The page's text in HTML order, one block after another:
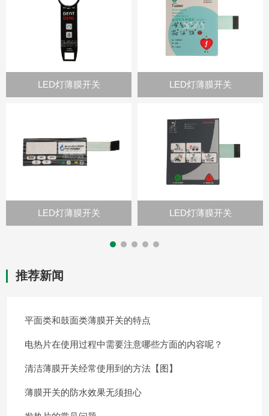
LED灯薄膜开关
LED灯薄膜开关
LED灯薄膜开关
LED灯薄膜开关
推荐新闻
平面类和鼓面类薄膜开关的特点
电热片在使用过程中需要注意哪些方面的内容呢？
清洁薄膜开关经常使用到的方法【图】
薄膜开关的防水效果无须担心